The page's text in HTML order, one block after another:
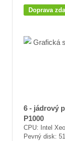
Doprava
6 - jádrový
P1000
CPU: Intel
Pevný disk: